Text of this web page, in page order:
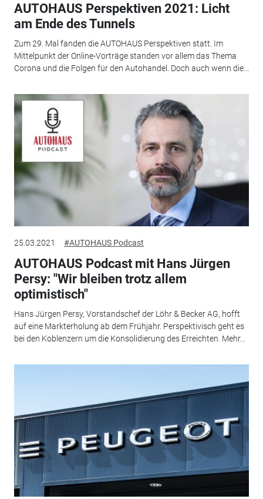
AUTOHAUS Perspektiven 2021: Licht
am Ende des Tunnels
Zum 29. Mal fanden die AUTOHAUS Perspektiven statt. Im
Mittelpunkt der Online-Vorträge standen vor allem das Thema
Corona und die Folgen für den Autohandel. Doch auch wenn die...
25.03.2021 #AUTOHAUS Podcast
AUTOHAUS Podcast mit Hans Jürgen
Persy: "Wir bleiben trotz allem
optimistisch"
Hans Jürgen Persy, Vorstandschef der Löhr & Becker AG, hofft
auf eine Markterholung ab dem Frühjahr. Perspektivisch geht es
bei den Koblenzern um die Konsolidierung des Erreichten. Mehr...